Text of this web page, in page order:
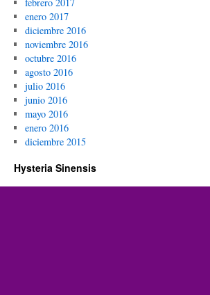
enero 2017
diciembre 2016
noviembre 2016
octubre 2016
agosto 2016
julio 2016
junio 2016
mayo 2016
enero 2016
diciembre 2015
Hysteria Sinensis